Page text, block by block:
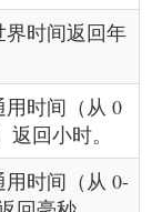
界时间返回年
用时间（从 0
返回小时。
用时间（从 0-